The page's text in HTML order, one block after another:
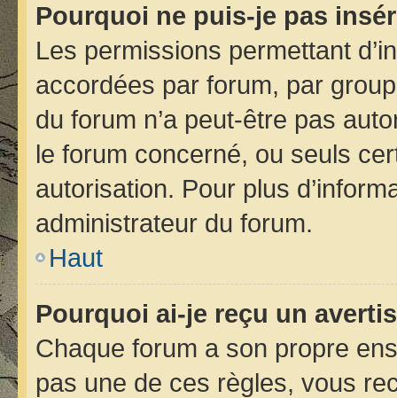
Pourquoi ne puis-je pas
Les permissions permettant
accordées par forum, par
du forum n’a peut-être pas
le forum concerné, ou seuls
autorisation. Pour plus
administrateur du forum.
Haut
Pourquoi ai-je reçu un
Chaque forum a son propre
pas une de ces règles, vous